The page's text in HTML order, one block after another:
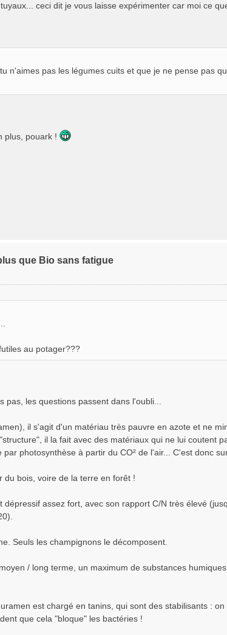
ceci dit je vous laisse expérimenter car moi ce
n'aimes pas les légumes cuits et que je ne pense pas
plus, pouark !
que Bio sans fatigue
au potager???
les questions passent dans l'oubli...
il s'agit d'un matériau très pauvre en azote et ne
il la fait avec des matériaux qui ne lui coutent
photosynthèse à partir du CO² de l'air... C'est donc
du bois, voire de la terre en forêt !
assez fort, avec son rapport C/N très élevé
Seuls les champignons le décomposent.
/ long terme, un maximum de substances
est chargé en tanins, qui sont des stabilisants :
que cela "bloque" les bactéries !